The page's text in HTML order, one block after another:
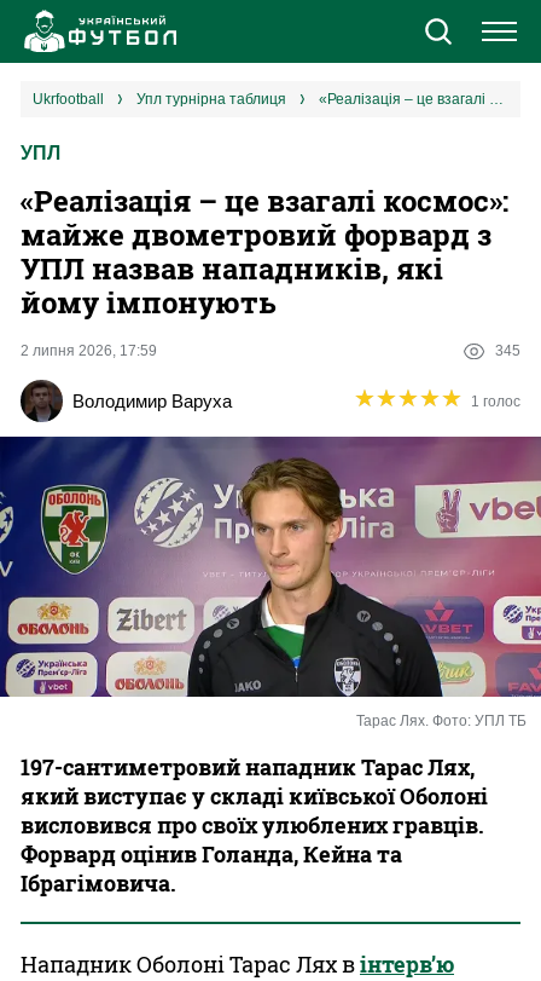
Новини
Єврокубки
УПЛ
Різне
Букмекери
Казино
ukrfootball упл турнірна таблиця «Реалізація – це взагалі космос»: майже двометровий форвард з УПЛ назвав нападників, які йому імпонують
УПЛ
«Реалізація – це взагалі космос»:
майже двометровий форвард з
УПЛ назвав нападників, які
йому імпонують
2 липня 2026, 17:59 345
Володимир Варуха ★★★★★
★★★★★ 1 голос
Тарас Лях. Фото: УПЛ ТБ
197-сантиметровий нападник Тарас Лях,
який виступає у складі київської Оболоні
висловився про своїх улюблених гравців.
Форвард оцінив Голанда, Кейна та
Ібрагімовича.
Нападник Оболоні Тарас Лях вінтерв’ю